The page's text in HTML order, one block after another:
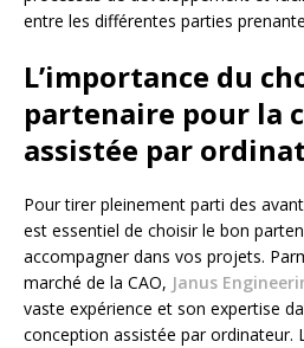
entre les différentes parties
L’importance du
partenaire pour la
assistée par
Pour tirer pleinement parti des
est essentiel de choisir le bon
accompagner dans vos projets.
marché de la CAO, Janus
vaste expérience et son expertise
conception assistée par ordinateur.